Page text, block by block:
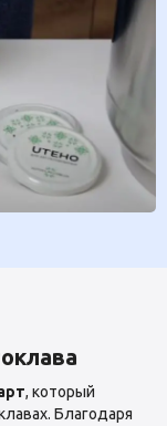
, который
Благодаря